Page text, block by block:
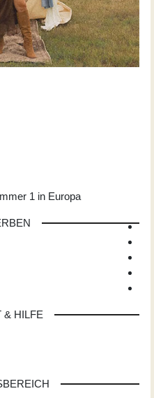
1 in Europa
& HILFE